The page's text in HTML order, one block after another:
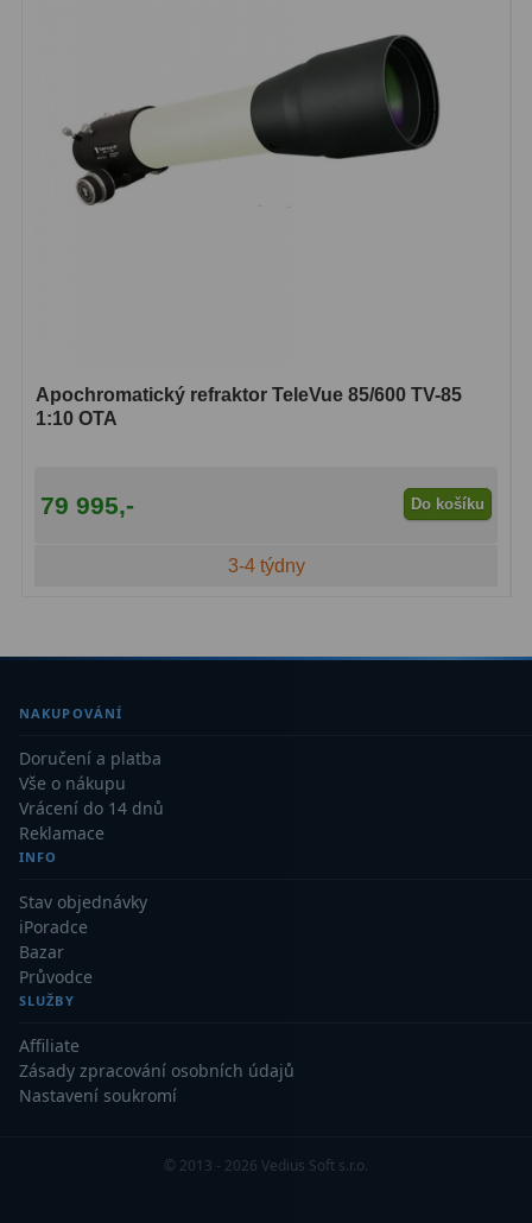
Apochromatický refraktor TeleVue 85/600 TV-85
1:10 OTA
79 995,- Do košíku
3-4 týdny
NAKUPOVÁNÍ
Doručení a platba
Vše o nákupu
Vrácení do 14 dnů
Reklamace
INFO
Stav objednávky
iPoradce
Bazar
Průvodce
SLUŽBY
Affiliate
Zásady zpracování osobních údajů
Nastavení soukromí
© 2013 - 2026 Vedius Soft s.r.o.